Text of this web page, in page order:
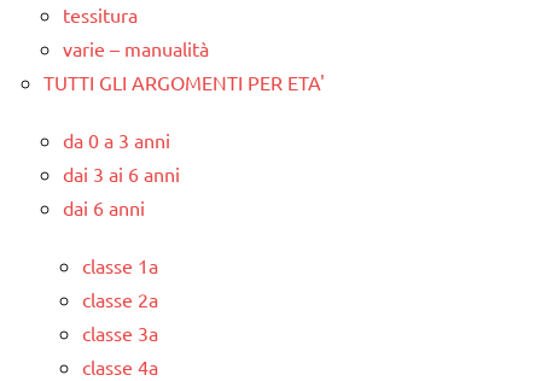
tessitura
varie – manualità
TUTTI GLI ARGOMENTI PER ETA'
da 0 a 3 anni
dai 3 ai 6 anni
dai 6 anni
classe 1a
classe 2a
classe 3a
classe 4a